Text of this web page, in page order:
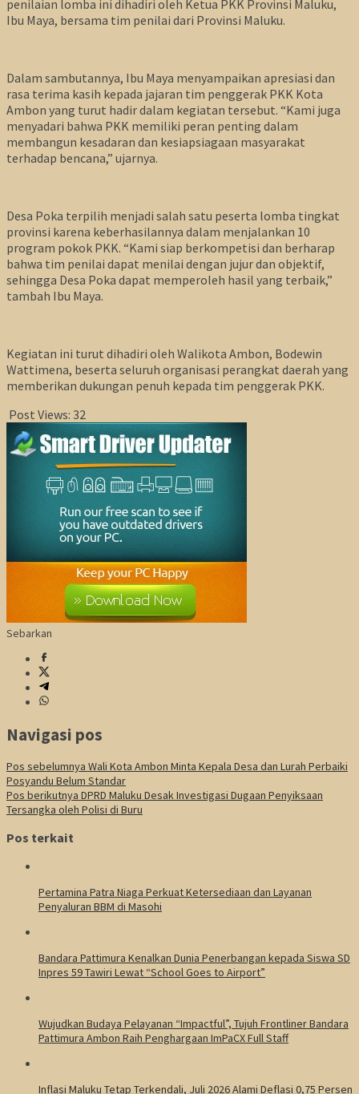
penilaian lomba ini dihadiri oleh Ketua PKK Provinsi Maluku,
Ibu Maya, bersama tim penilai dari Provinsi Maluku.
Dalam sambutannya, Ibu Maya menyampaikan apresiasi dan
rasa terima kasih kepada jajaran tim penggerak PKK Kota
Ambon yang turut hadir dalam kegiatan tersebut. “Kami juga
menyadari bahwa PKK memiliki peran penting dalam
membangun kesadaran dan kesiapsiagaan masyarakat
terhadap bencana,” ujarnya.
Desa Poka terpilih menjadi salah satu peserta lomba tingkat
provinsi karena keberhasilannya dalam menjalankan 10
program pokok PKK. “Kami siap berkompetisi dan berharap
bahwa tim penilai dapat menilai dengan jujur dan objektif,
sehingga Desa Poka dapat memperoleh hasil yang terbaik,”
tambah Ibu Maya.
Kegiatan ini turut dihadiri oleh Walikota Ambon, Bodewin
Wattimena, beserta seluruh organisasi perangkat daerah yang
memberikan dukungan penuh kepada tim penggerak PKK.
Post Views: 32
Sebarkan
Navigasi pos
Pos sebelumnya Wali Kota Ambon Minta Kepala Desa dan Lurah Perbaiki
Posyandu Belum Standar
Pos berikutnya DPRD Maluku Desak Investigasi Dugaan Penyiksaan
Tersangka oleh Polisi di Buru
Pos terkait
Pertamina Patra Niaga Perkuat Ketersediaan dan Layanan
Penyaluran BBM di Masohi
Bandara Pattimura Kenalkan Dunia Penerbangan kepada Siswa SD
Inpres 59 Tawiri Lewat “School Goes to Airport”
Wujudkan Budaya Pelayanan “Impactful”, Tujuh Frontliner Bandara
Pattimura Ambon Raih Penghargaan ImPaCX Full Staff
Inflasi Maluku Tetap Terkendali, Juli 2026 Alami Deflasi 0,75 Persen